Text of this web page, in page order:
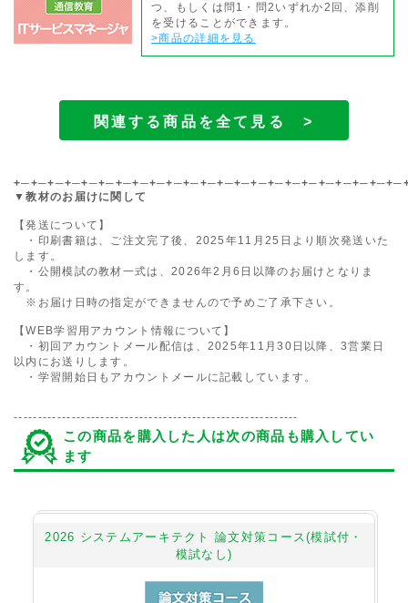
つ、もしくは問1・問2いずれか2回、添削
を受けることができます。
>商品の詳細を見る
関連する商品を全て見る >
▼教材のお届けに関して
【発送について】
・印刷書籍は、ご注文完了後、2025年11月25日より順次発送いた
します。
・公開模試の教材一式は、2026年2月6日以降のお届けとなりま
す。
※お届け日時の指定ができませんので予めご了承下さい。
【WEB学習用アカウント情報について】
・初回アカウントメール配信は、2025年11月30日以降、3営業日
以内にお送りします。
・学習開始日もアカウントメールに記載しています。
-----------------------------------------------------------
この商品を購入した人は次の商品も購入してい
ます
2026 システムアーキテクト 論文対策コース(模試付・
模試なし)